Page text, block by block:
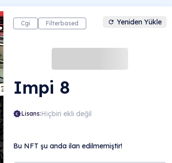
Cgi Filterbased Yeniden Yükle
Impi 8
Lisans:Hiçbiri ekli değil
Bu NFT şu anda ilan edilmemiştir!